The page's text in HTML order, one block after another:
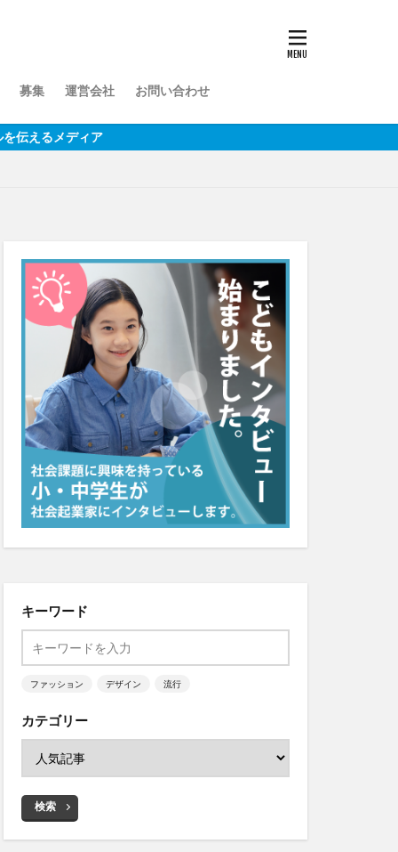
募集 運営会社 お問い合わせ
キーワード
ファッション デザイン 流行
カテゴリー
検索